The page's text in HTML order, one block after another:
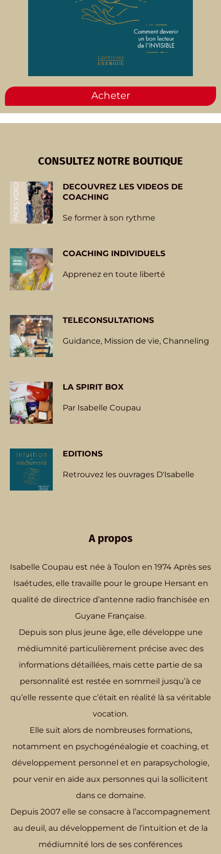
Acheter
CONSULTEZ NOTRE BOUTIQUE
DECOUVREZLES VIDEOS DE
COACHING
Se former à son rythme
COACHING INDIVIDUELS
Apprenez en toute liberté
TELECONSULTATIONS
Guidance, Mission de vie, Channeling
LASPIRIT BOX
Par Isabelle Coupau
EDITIONS
Retrouvez les ouvrages D'Isabelle
A propos
Isabelle Coupau est née à Toulon en 1974 Après ses
Isaétudes, elle travaille pour le groupe Hersant en
qualité de directrice d’antenne radio franchisée en
Guyane Française.
Depuis son plus jeune âge, elle développe une
médiumnité particulièrement précise avec des
informations détaillées, mais cette partie de sa
personnalité est restée en sommeil jusqu’à ce
qu’elle ressente que c’était en réalité là sa véritable
vocation.
Elle suit alors de nombreuses formations,
notamment en psychogénéalogie et coaching, et
développement personnel et en parapsychologie,
pour venir en aide aux personnes qui la sollicitent
dans ce domaine.
Depuis 2007 elle se consacre à l’accompagnement
au deuil, au développement de l’intuition et de la
médiumnité lors de ses conférences